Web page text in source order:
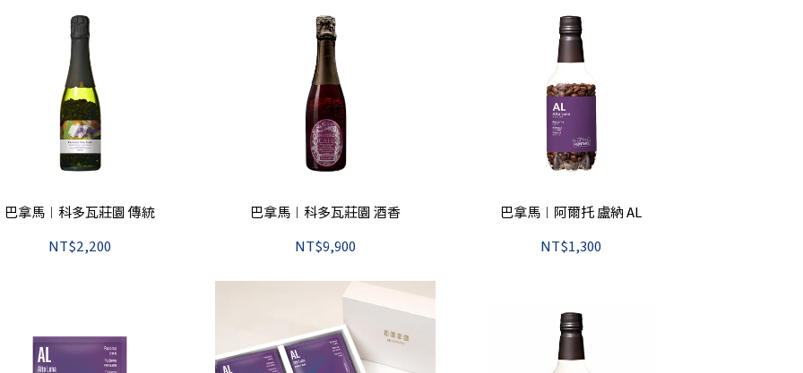
巴拿馬︱科多瓦莊園 傳統
NT$2,200
巴拿馬︱科多瓦莊園 酒香
NT$9,900
巴拿馬︱阿爾托 盧納 AL
NT$1,300